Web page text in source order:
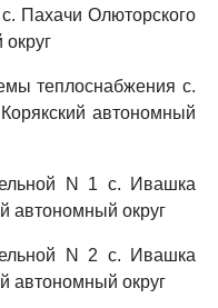
Пахачи Олюторского
теплоснабжения с.
автономный
N 1 с. Ивашка
автономный округ
N 2 с. Ивашка
автономный округ